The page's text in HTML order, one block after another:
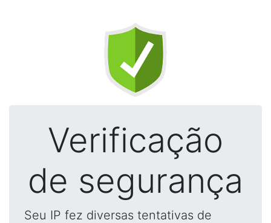
Verificação
de segurança
Seu IP fez diversas tentativas de